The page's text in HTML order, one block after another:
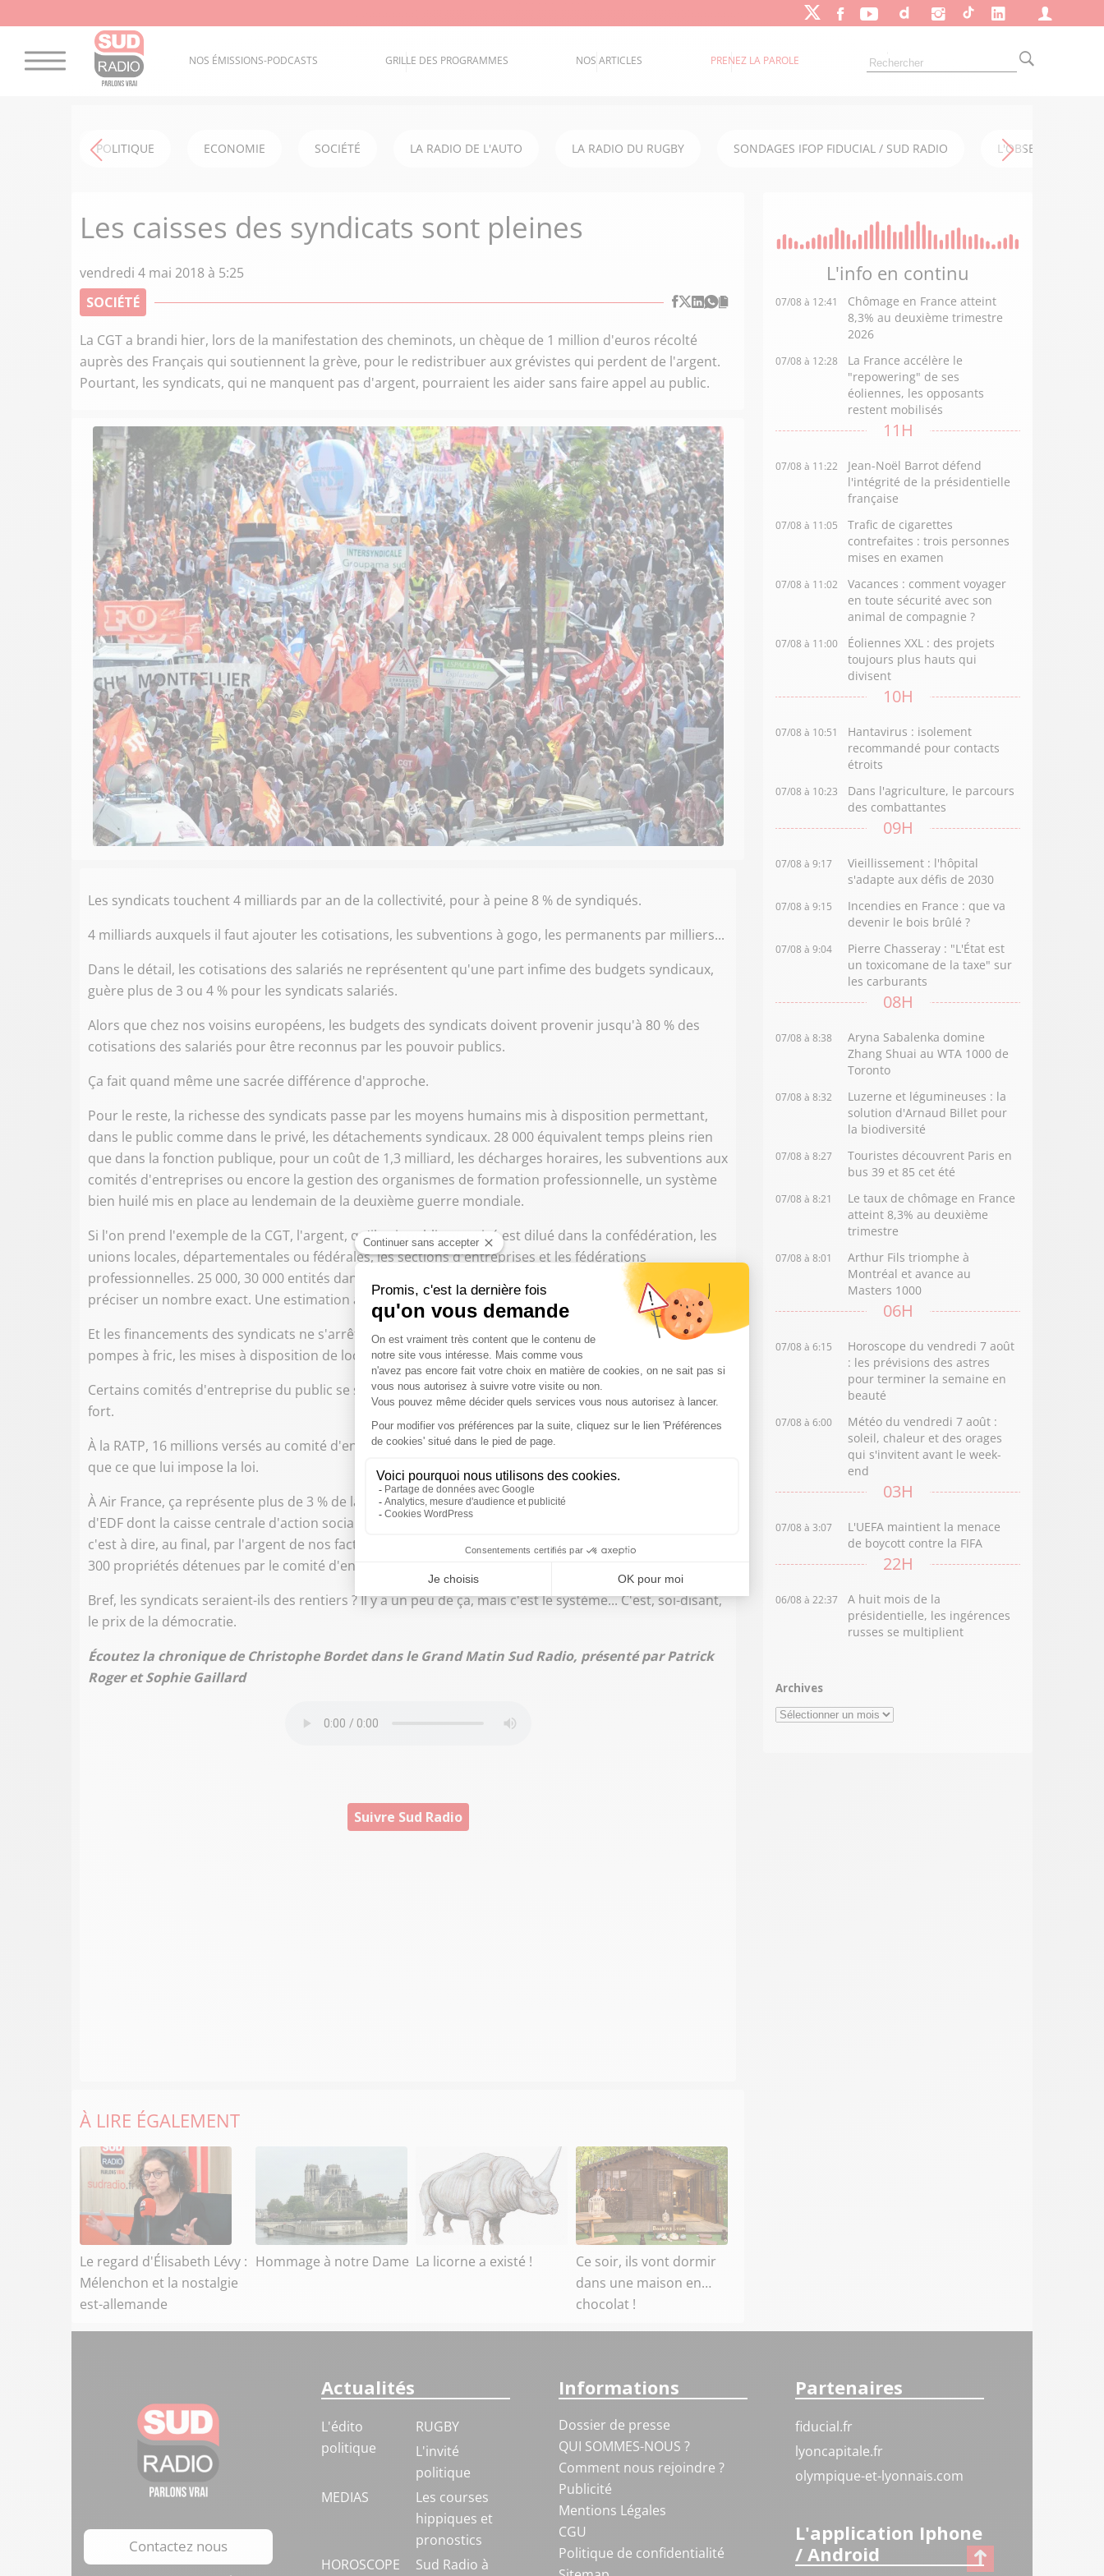
NOS ÉMISSIONS-PODCASTS GRILLE DES PROGRAMMES NOS ARTICLES PRENEZ LA PAROLE
POLITIQUE ECONOMIE SOCIÉTÉ LA RADIO DE L'AUTO LA RADIO DU RUGBY SONDAGES IFOP FIDUCIAL / SUD RADIO L'OBSERVATOIRE
Les caisses des syndicats sont pleines
vendredi 4 mai 2018 à 5:25
SOCIÉTÉ
La CGT a brandi hier, lors de la manifestation des cheminots, un chèque de 1 million d'euros récolté
auprès des Français qui soutiennent la grève, pour le redistribuer aux grévistes qui perdent de l'argent.
Pourtant, les syndicats, qui ne manquent pas d'argent, pourraient les aider sans faire appel au public.
Les syndicats touchent 4 milliards par an de la collectivité, pour à peine 8 % de syndiqués.
4 milliards auxquels il faut ajouter les cotisations, les subventions à gogo, les permanents par milliers...
Dans le détail, les cotisations des salariés ne représentent qu'une part infime des budgets syndicaux,
guère plus de 3 ou 4 % pour les syndicats salariés.
Alors que chez nos voisins européens, les budgets des syndicats doivent provenir jusqu'à 80 % des
cotisations des salariés pour être reconnus par les pouvoir publics.
Ça fait quand même une sacrée différence d'approche.
Pour le reste, la richesse des syndicats passe par les moyens humains mis à disposition permettant,
dans le public comme dans le privé, les détachements syndicaux. 28 000 équivalent temps pleins rien
que dans la fonction publique, pour un coût de 1,3 milliard, les décharges horaires, les subventions aux
comités d'entreprises ou encore la gestion des organismes de formation professionnelle, un système
bien huilé mis en place au lendemain de la deuxième guerre mondiale.
Si l'on prend l'exemple de la CGT, l'argent, qu'il soit public ou privé est dilué dans la confédération, les
unions locales, départementales ou fédérales, les sections d'entreprises et les fédérations
professionnelles. 25 000, 30 000 entités dans toute la France, le syndicat lui-même est incapable de
préciser un nombre exact. Une estimation au doigt mouillé qui laisse interrogatif.
Et les financements des syndicats ne s'arrêtent pas là. Il y a les comités d'entreprises, de véritables
pompes à fric, les mises à disposition de locaux, les moyens matériels et j'en passe.
Certains comités d'entreprise du public se sont transformés, ces dernières années, en véritable coffre-
fort.
À la RATP, 16 millions versés au comité d'entreprise, pour avoir la paix sociale, c'est 7 millions de plus
que ce que lui impose la loi.
À Air France, ça représente plus de 3 % de la masse salariale. Le pompon revient aux électriciens CGT
d'EDF dont la caisse centrale d'action sociale est financée par les entreprises du secteur de l'énergie,
c'est à dire, au final, par l'argent de nos factures d'électricité. De l'argent privé qui permet d'entretenir
300 propriétés détenues par le comité d'entreprise d'EDF.
Bref, les syndicats seraient-ils des rentiers ? Il y a un peu de ça, mais c'est le système... C'est, soi-disant,
le prix de la démocratie.
Écoutez la chronique de Christophe Bordet dans le Grand Matin Sud Radio, présenté par Patrick
Roger et Sophie Gaillard
Suivre Sud Radio
À LIRE ÉGALEMENT
Le regard d'Élisabeth Lévy :
Mélenchon et la nostalgie
est-allemande
Hommage à notre Dame La licorne a existé !
Ce soir, ils vont dormir
dans une maison en…
chocolat !
L'info en continu
07/08 à 12:41
Chômage en France atteint
8,3% au deuxième trimestre
2026
07/08 à 12:28
La France accélère le
"repowering" de ses
éoliennes, les opposants
restent mobilisés
11H
07/08 à 11:22
Jean-Noël Barrot défend
l'intégrité de la présidentielle
française
07/08 à 11:05
Trafic de cigarettes
contrefaites : trois personnes
mises en examen
07/08 à 11:02
Vacances : comment voyager
en toute sécurité avec son
animal de compagnie ?
07/08 à 11:00
Éoliennes XXL : des projets
toujours plus hauts qui
divisent
10H
07/08 à 10:51
Hantavirus : isolement
recommandé pour contacts
étroits
07/08 à 10:23
Dans l'agriculture, le parcours
des combattantes
09H
07/08 à 9:17
Vieillissement : l'hôpital
s'adapte aux défis de 2030
07/08 à 9:15
Incendies en France : que va
devenir le bois brûlé ?
07/08 à 9:04
Pierre Chasseray : "L'État est
un toxicomane de la taxe" sur
les carburants
08H
07/08 à 8:38
Aryna Sabalenka domine
Zhang Shuai au WTA 1000 de
Toronto
07/08 à 8:32
Luzerne et légumineuses : la
solution d'Arnaud Billet pour
la biodiversité
07/08 à 8:27
Touristes découvrent Paris en
bus 39 et 85 cet été
07/08 à 8:21
Le taux de chômage en France
atteint 8,3% au deuxième
trimestre
07/08 à 8:01
Arthur Fils triomphe à
Montréal et avance au
Masters 1000
06H
07/08 à 6:15
Horoscope du vendredi 7 août
: les prévisions des astres
pour terminer la semaine en
beauté
07/08 à 6:00
Météo du vendredi 7 août :
soleil, chaleur et des orages
qui s'invitent avant le week-
end
03H
07/08 à 3:07
L'UEFA maintient la menace
de boycott contre la FIFA
22H
06/08 à 22:37
A huit mois de la
présidentielle, les ingérences
russes se multiplient
Archives
Archives
Contactez nous
Actualités
L'édito
politique
RUGBY
L'invité
politique
MEDIAS
Les courses
hippiques et
pronostics
HOROSCOPE
Sud Radio à
Informations
Dossier de presse
QUI SOMMES-NOUS ?
Comment nous rejoindre ?
Publicité
Mentions Légales
CGU
Politique de confidentialité
Partenaires
fiducial.fr
lyoncapitale.fr
olympique-et-lyonnais.com
L'application Iphone
/ Android